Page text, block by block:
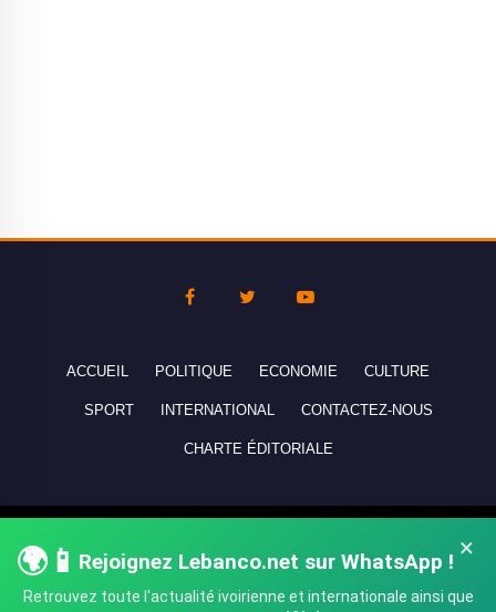
×
🌍📱 Rejoignez Lebanco.net sur WhatsApp !
Retrouvez toute l'actualité ivoirienne et internationale ainsi que
ACCUEIL POLITIQUE ECONOMIE CULTURE
SPORT INTERNATIONAL CONTACTEZ-NOUS
CHARTE ÉDITORIALE
réservés - All rights reserved.